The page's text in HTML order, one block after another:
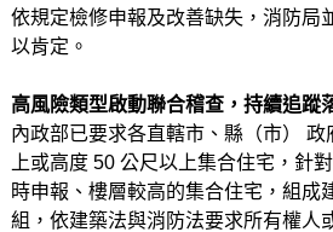
依規定檢修申報及改善缺失，消防局
以肯定。
高風險類型啟動聯合稽查，持續追蹤
內政部已要求各直轄市、縣（市）
上或高度 50 公尺以上集合住宅，針
時申報、樓層較高的集合住宅，組成
組，依建築法與消防法要求所有權人